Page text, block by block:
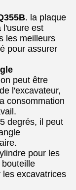
. la plaque
l'usure est
les meilleurs
pour assurer
peut être
l'excavateur,
consommation
degrés, il peut
pour les
excavatrices